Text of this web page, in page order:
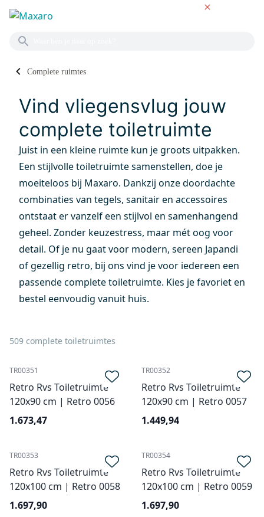
COMPLETE TOILETTEN
Complete ruimtes
Vind vliegensvlug jouw
complete toiletruimte
Juist in een kleine ruimte kun je groots uitpakken.
Een stijlvolle toiletruimte samenstellen, doe je
moeiteloos bij Maxaro. Dankzij onze doordachte
combinaties van tegels, sanitair en accessoires
ontstaat er vanzelf een stijlvol en samenhangend
geheel. Zonder keuzestress, maar mét oog voor
detail. Of je nu gaat voor modern, sereen Japandi
of gezellig retro, bij ons vind je voor iedereen een
passende complete toiletruimte. Kies je favoriet en
bestel eenvoudig vanuit huis.
509 complete toiletruimtes
TR00351
Retro Rvs Toiletruimte
120x90 cm | Retro 0056
1.673,47
TR00352
Retro Rvs Toiletruimte
120x90 cm | Retro 0057
1.449,94
TR00353
Retro Rvs Toiletruimte
120x100 cm | Retro 0058
1.697,90
TR00354
Retro Rvs Toiletruimte
120x100 cm | Retro 0059
1.697,90